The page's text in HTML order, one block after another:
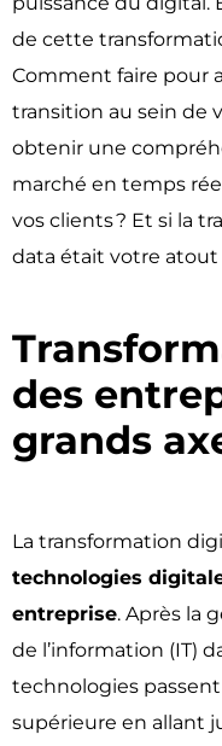
de cette t
Comment faire pour
transition au sein de
obtenir une
marché en temps
vos clients ? Et si la
data était votre atout
des
grands
La transformation
technologies
entreprise. Après la
de l’information (IT)
technologies passent
supérieure en allant